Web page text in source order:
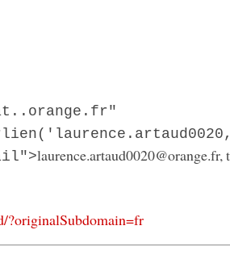
laurence.artaud0020@orange.fr,
?originalSubdomain=fr